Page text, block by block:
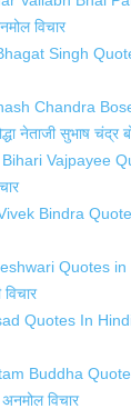
विचार
Singh
Chandra
नेताजी सुभाष चंद्र
Vajpayee
Bindra
Quotes in
विचार
Quotes In Hindi
Buddha
विचार